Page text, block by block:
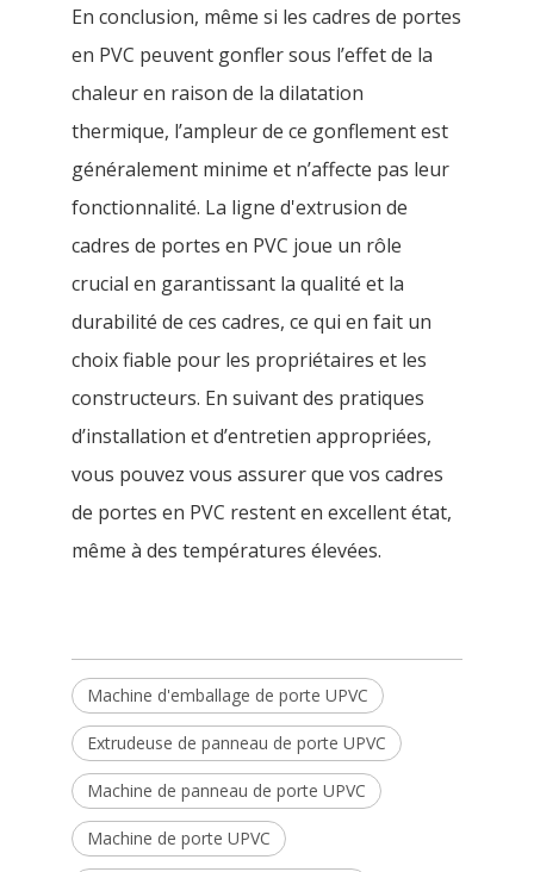
En conclusion, même si les cadres de portes
en PVC peuvent gonfler sous l’effet de la
chaleur en raison de la dilatation
thermique, l’ampleur de ce gonflement est
généralement minime et n’affecte pas leur
fonctionnalité. La ligne d'extrusion de
cadres de portes en PVC joue un rôle
crucial en garantissant la qualité et la
durabilité de ces cadres, ce qui en fait un
choix fiable pour les propriétaires et les
constructeurs. En suivant des pratiques
d’installation et d’entretien appropriées,
vous pouvez vous assurer que vos cadres
de portes en PVC restent en excellent état,
même à des températures élevées.
Machine d'emballage de porte UPVC
Extrudeuse de panneau de porte UPVC
Machine de panneau de porte UPVC
Machine de porte UPVC